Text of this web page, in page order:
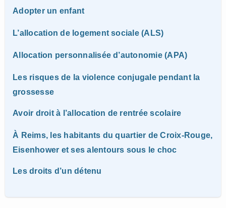
Adopter un enfant
L’allocation de logement sociale (ALS)
Allocation personnalisée d’autonomie (APA)
Les risques de la violence conjugale pendant la
grossesse
Avoir droit à l’allocation de rentrée scolaire
À Reims, les habitants du quartier de Croix-Rouge,
Eisenhower et ses alentours sous le choc
Les droits d’un détenu